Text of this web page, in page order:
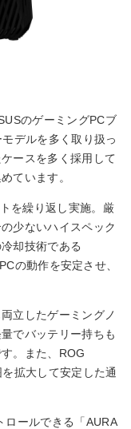
のゲーミングPCブ
デルを多く取り扱っ
ースを多く採用して
ています。
を繰り返し実施。厳
少ないハイスペック
却技術である
の動作を安定させ、
立したゲーミングノ
でバッテリー持ちも
。また、ROG
拡大して安定した通
ロールできる「AURA